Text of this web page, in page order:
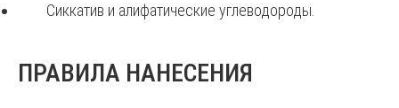
Сиккатив и алифатические углеводороды.
ПРАВИЛА НАНЕСЕНИЯ